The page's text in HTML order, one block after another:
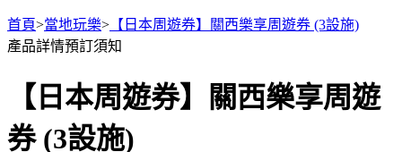
首頁>當地玩樂> 【日本周遊券】關西樂享周遊券 (3設施)
產品詳情預訂須知
【日本周遊券】關西樂享周遊
券 (3設施)